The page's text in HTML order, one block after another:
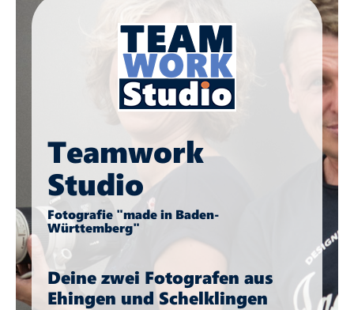
Teamwork
Studio
Fotografie "made in Baden-
Württemberg"
Deine zwei Fotografen aus
Ehingen und Schelklingen